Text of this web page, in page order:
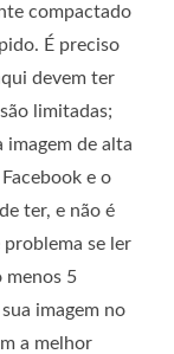
compactado
É preciso
devem ter
limitadas;
imagem de alta
e o
ter, e não é
se ler
menos 5
imagem no
a melhor